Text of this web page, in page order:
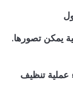
يمكن تصورها.
عملية تنظيف